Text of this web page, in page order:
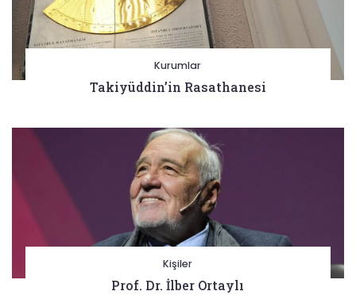
Kurumlar
Takiyüddin’in Rasathanesi
Kişiler
Prof. Dr. İlber Ortaylı